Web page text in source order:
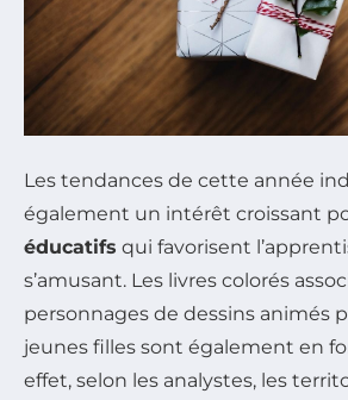
Les tendances de cette année
également un intérêt croissant
éducatifs qui favorisent
s’amusant. Les livres colorés
personnages de dessins animés
jeunes filles sont également en
effet, selon les analystes, les